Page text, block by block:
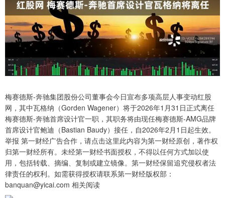
梅赛德斯-奔驰集团股份公司董事会今日宣布多项高层人事变动红股
网，其中瓦格纳（Gorden Wagener）将于2026年1月31日正式离任
梅赛德斯-奔驰首席设计官一职，其职务将由现任梅赛德斯-AMG品牌
首席设计官鲍迪（Bastian Baudy）接任，自2026年2月1日起生效。
举报 第一财经广告合作，请点击这里此内容为第一财经原创，著作权
归第一财经所有。未经第一财经书面授权，不得以任何方式加以使
用，包括转载、摘编、复制或建立镜像。第一财经保留追究侵权者法
律责任的权利。如需获得授权请联系第一财经版权部：
banquan@yicai.com 相关阅读